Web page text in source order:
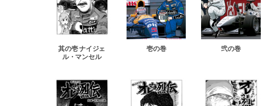
其の壱 ナイジェ
ル・マンセル
壱の巻 弐の巻